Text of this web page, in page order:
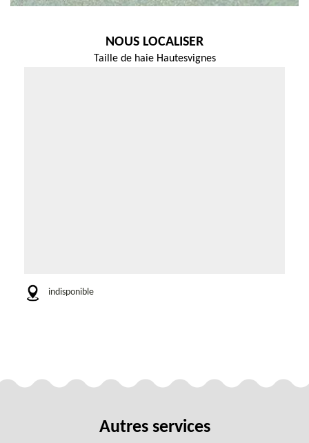
NOUS LOCALISER
Taille de haie Hautesvignes
indisponible
Autres services